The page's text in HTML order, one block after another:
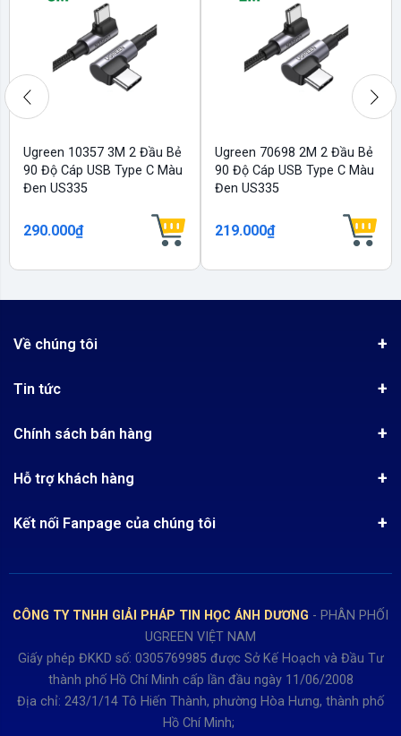
Ugreen 10357 3M 2 Đầu Bẻ
90 Độ Cáp USB Type C Màu
Đen US335
290.000₫
Ugreen 70698 2M 2 Đầu Bẻ
90 Độ Cáp USB Type C Màu
Đen US335
219.000₫
Về chúng tôi
Quy chế hoạt động
Tra cứu đơn hàng
Tin tức
Công nghệ - Sản phẩm mới
Review sản phẩm
Chính sách bán hàng
Chính sách Hủy, Đổi, Trả hàng
Hướng dẫn đăng ký tài khoản
Hỗ trợ khách hàng
Điện thoai: (028)73023188
Thời gian làm việc từ Thứ 2- Thứ 7
Buổi chiều từ 13h15 đến 17h30
Thứ 7 làm đến 15h30 chiều.
Kết nối Fanpage của chúng tôi
CÔNG TY TNHH GIẢI PHÁP TIN HỌC ÁNH DƯƠNG - PHÂN PHỐI
UGREEN VIỆT NAM
Giấy phép ĐKKD số: 0305769985 được Sở Kế Hoạch và Đầu Tư
thành phố Hồ Chí Minh cấp lần đầu ngày 11/06/2008
Địa chỉ: 243/1/14 Tô Hiến Thành, phường Hòa Hưng, thành phố
Hồ Chí Minh;